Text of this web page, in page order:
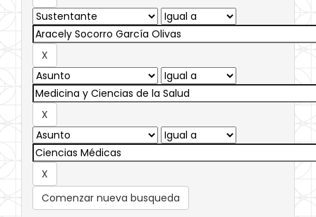
Comenzar nueva busqueda